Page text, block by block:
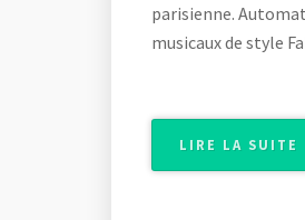
parisienne.
musicaux de style
LIRE LA SUITE